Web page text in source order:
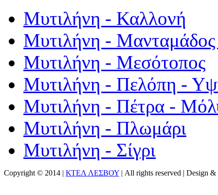
Μυτιλήνη - Καλλονή
Μυτιλήνη - Μανταμάδος
Μυτιλήνη - Μεσότοπος
Μυτιλήνη - Πελόπη -
Μυτιλήνη - Πέτρα -
Μυτιλήνη - Πλωμάρι
Μυτιλήνη - Σίγρι
Copyright © 2014 | ΚΤΕΛ ΛΕΣΒΟΥ | All rights reserved | Design &